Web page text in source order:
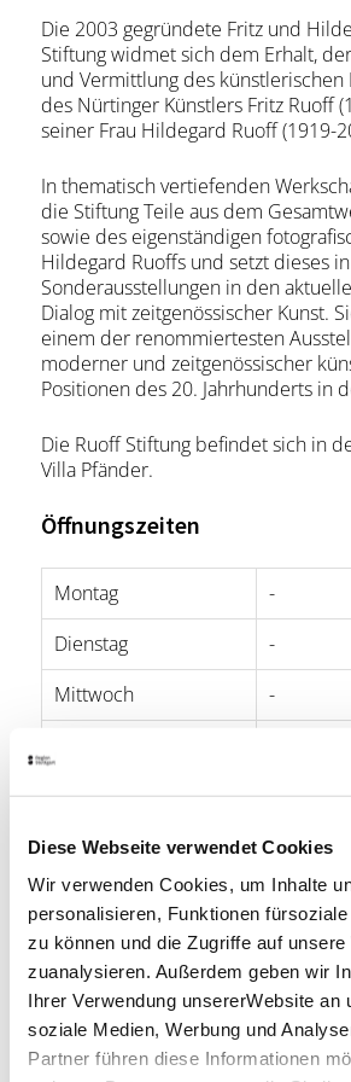
Diese Webseite verwendet Cookies
Wir verwenden Cookies, um Inhalte
personalisieren, Funktionen
zu können und die Zugriffe auf unsere
zuanalysieren. Außerdem geben wir
Ihrer Verwendung unsererWebsite an
soziale Medien, Werbung und
Partner führen diese Informationen
Die 2003 gegründete Fritz und
Stiftung widmet sich dem Erhalt,
und Vermittlung des künstlerischen
des Nürtinger Künstlers Fritz Ruoff
seiner Frau Hildegard Ruoff (1919-
In thematisch vertiefenden
die Stiftung Teile aus dem
sowie des eigenständigen
Hildegard Ruoffs und setzt dieses
Sonderausstellungen in den
Dialog mit zeitgenössischer Kunst.
einem der renommiertesten
moderner und zeitgenössischer
Positionen des 20. Jahrhunderts in
Die Ruoff Stiftung befindet sich in
Villa Pfänder.
Öffnungszeiten
Montag
-
Dienstag
-
Mittwoch
-
Freitag
-
Samstag
13:00 -
Sonntag
13:00 -
Lage & Kontakt
Fritz und Hildegard Ruoff Stiftung
Schellingstraße 12
72622 Nürtingen